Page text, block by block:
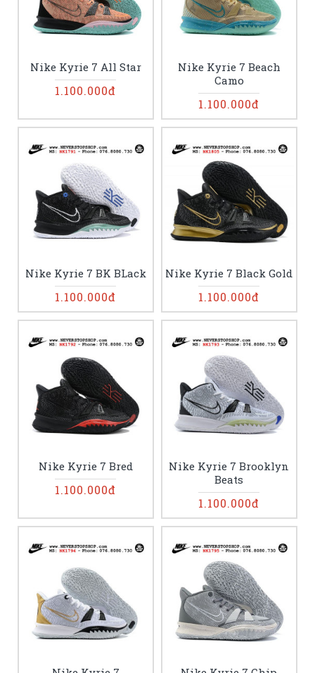
Nike Kyrie 7 All Star
1.100.000đ
Nike Kyrie 7 Beach
Camo
1.100.000đ
Nike Kyrie 7 BK BLack
1.100.000đ
Nike Kyrie 7 Black Gold
1.100.000đ
Nike Kyrie 7 Bred
1.100.000đ
Nike Kyrie 7 Brooklyn
Beats
1.100.000đ